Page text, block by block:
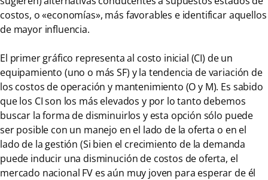
costos, o «economías», más favorables e identificar aquellos
de mayor influencia.
El primer gráfico representa al costo inicial (CI) de un
equipamiento (uno o más SF) y la tendencia de variación de
los costos de operación y mantenimiento (O y M). Es sabido
que los CI son los más elevados y por lo tanto debemos
buscar la forma de disminuirlos y esta opción sólo puede
ser posible con un manejo en el lado de la oferta o en el
lado de la gestión (Si bien el crecimiento de la demanda
puede inducir una disminución de costos de oferta, el
mercado nacional FV es aún muy joven para esperar de él